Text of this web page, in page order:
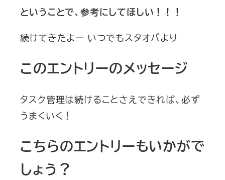
ということで、参考にしてほしい！！！
続けてきたよー いつでもスタオバより
このエントリーのメッセージ
タスク管理は続けることさえできれば、必ず
うまくいく！
こちらのエントリーもいかがで
しょう？